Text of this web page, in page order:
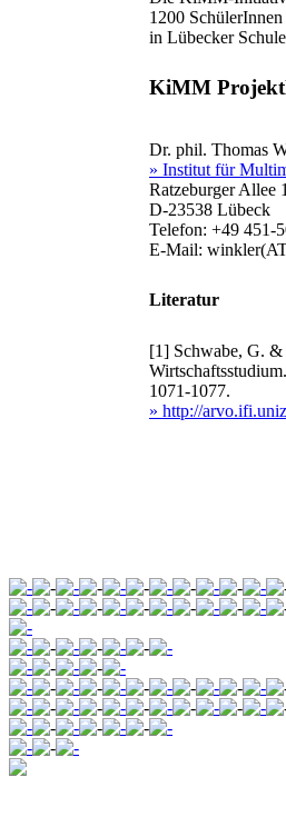
1200
in Lübecker
KiMM
Dr. phil. Thomas
» Institut für
Ratzeburger Allee
D-23538 Lübeck
Telefon: +49 451-
E-Mail:
Literatur
[1] Schwabe, G.
1071-1077.
» http://